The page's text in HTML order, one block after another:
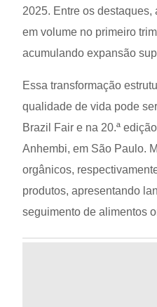
2025. Entre os
em volume no primeiro
acumulando expansão
Essa transformação
qualidade de vida pode
Brazil Fair e na 20.ª
Anhembi, em São Paulo.
orgânicos,
produtos, apresentando
seguimento de alimentos